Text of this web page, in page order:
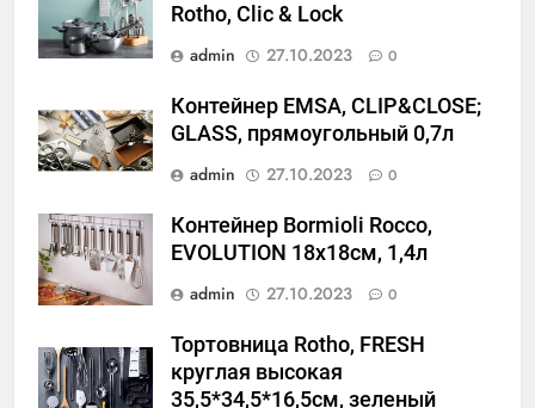
Rotho, Clic & Lock
admin
27.10.2023 0
Контейнер EMSA, CLIP&CLOSE;
GLASS, прямоугольный 0,7л
admin
27.10.2023 0
Контейнер Bormioli Rocco,
EVOLUTION 18х18см, 1,4л
admin
27.10.2023 0
Тортовница Rotho, FRESH
круглая высокая
35,5*34,5*16,5см, зеленый